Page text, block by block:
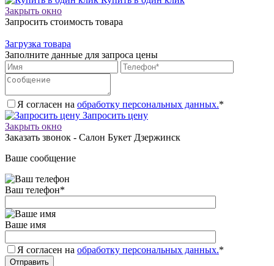
Закрыть окно
Запросить стоимость товара
Загрузка товара
Заполните данные для запроса цены
Я согласен на обработку персональных данных.*
Запросить цену
Закрыть окно
Заказать звонок - Салон Букет Дзержинск
Ваше сообщение
Ваш телефон*
Ваше имя
Я согласен на обработку персональных данных.*